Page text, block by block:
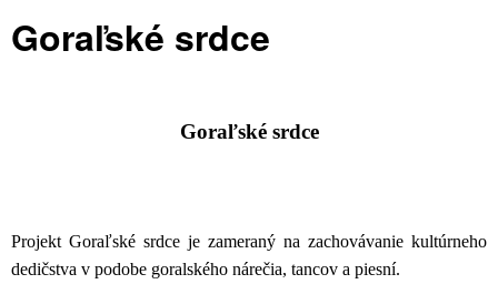
n
u
tu
Goraľské srdce
Goraľské srdce
Projekt Goraľské srdce je zameraný na zachovávanie kultúrneho
dedičstva v podobe goralského nárečia, tancov a piesní.